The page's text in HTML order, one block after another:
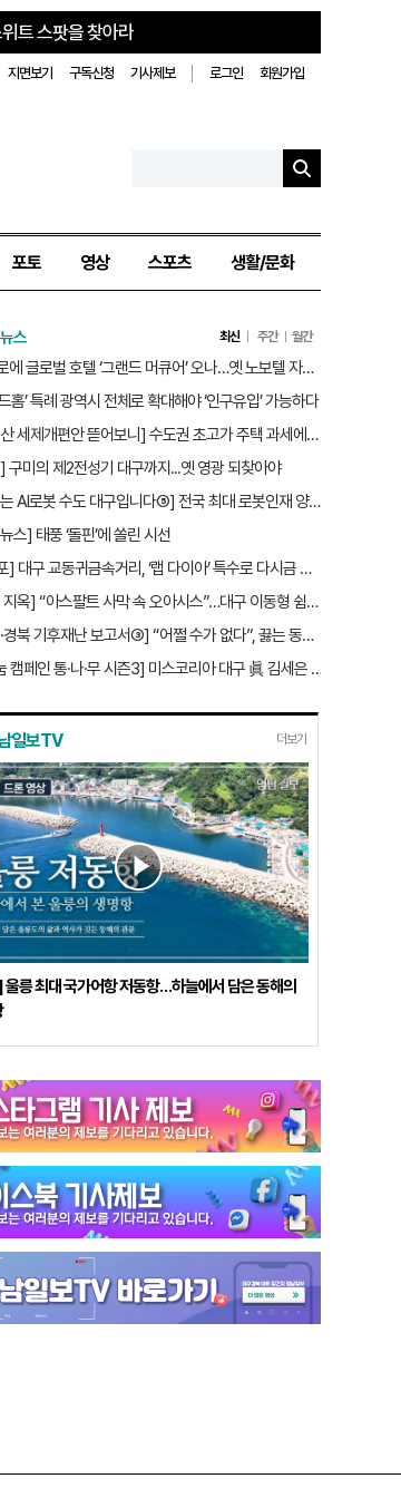
트 스팟을 찾아라
지면보기 구독신청 기사제보 로그인 회원가입
포토 영상 스포츠 생활/문화
스 최신 주간 월간
동성로에 글로벌 호텔 ‘그랜드 머큐어’ 오나…옛 노보텔 자리 사무실 개설
홈’ 특례 광역시 전체로 확대해야 ‘인구유입’ 가능하다
[부동산 세제개편안 뜯어보니] 수도권 초고가 주택 과세에만 초점…침체된 지방 부동산 대책은 없다
구미의 제2전성기 대구까지...옛 영광 되찾아야
[여기는 AI로봇 수도 대구입니다⑤] 전국 최대 로봇인재 양성소…“대구산업 맞춤형 교육과정 만들자”
스] 태풍 ‘돌핀’에 쏠린 시선
[Y르포] 대구 교동귀금속거리, ‘랩 다이아’ 특수로 다시금 활기…“반짝 인기 의존 않는 지속 가능 성장 동력 마련해야”
[폭염 지옥] “아스팔트 사막 속 오아시스”…대구 이동형 쉼터 버스 ‘북적’, 지하철역도 ‘바글’
[대구·경북 기후재난 보고서③] “어쩔 수가 없다”, 끓는 동해…‘절멸 위기’ 경북 수산업
[나눔 캠페인 통·나·무 시즌3] 미스코리아 대구 眞 김세은 “내가 받은 응원, 다음 사람에게”
일보TV 더보기
릉 최대 국가어항 저동항…하늘에서 담은 동해의